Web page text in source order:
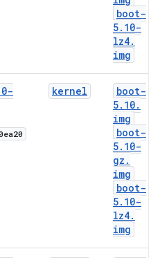
boot-
5. 10-
lz4.
img
kernel
boot-
5. 10.
img
boot-
5. 10-
gz .
img
boot-
5. 10-
lz4.
img